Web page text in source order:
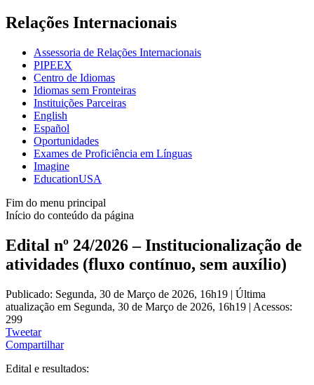
Relações Internacionais
Assessoria de Relações Internacionais
PIPEEX
Centro de Idiomas
Idiomas sem Fronteiras
Instituições Parceiras
English
Español
Oportunidades
Exames de Proficiência em Línguas
Imagine
EducationUSA
Fim do menu principal
Início do conteúdo da página
Edital nº 24/2026 – Institucionalização de
atividades (fluxo contínuo, sem auxílio)
Publicado: Segunda, 30 de Março de 2026, 16h19 | Última
atualização em Segunda, 30 de Março de 2026, 16h19 | Acessos:
299
Tweetar
Compartilhar
Edital e resultados: